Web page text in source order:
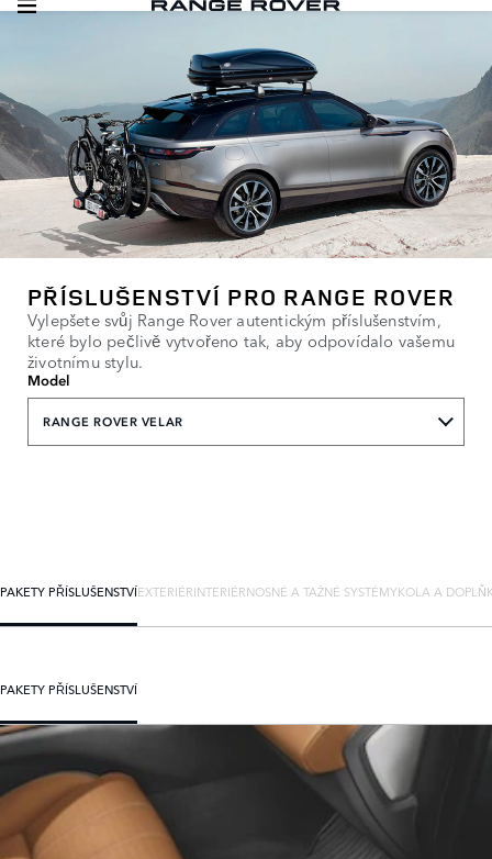
PŘÍSLUŠENSTVÍ PRO RANGE ROVER
Vylepšete svůj Range Rover autentickým příslušenstvím,
které bylo pečlivě vytvořeno tak, aby odpovídalo vašemu
životnímu stylu.
Model
RANGE ROVER VELAR
PAKETY PŘÍSLUŠENSTVÍEXTERIÉRINTERIÉRNOSNÉ A TAŽNÉ SYSTÉMYKOLA A
PAKETY PŘÍSLUŠENSTVÍ